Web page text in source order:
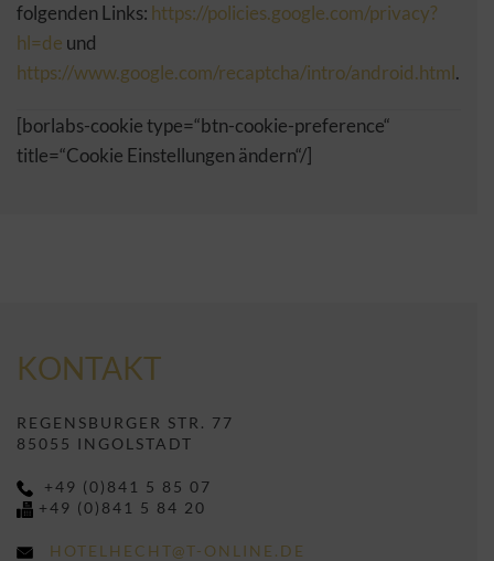
folgenden Links: https://policies.google.com/privacy?
hl=de und
https://www.google.com/recaptcha/intro/android.html.
[borlabs-cookie type=“btn-cookie-preference“
title=“Cookie Einstellungen ändern“/]
KONTAKT
REGENSBURGER STR. 77
85055 INGOLSTADT
+49 (0)841 5 85 07
+49 (0)841 5 84 20
HOTELHECHT@T-ONLINE.DE